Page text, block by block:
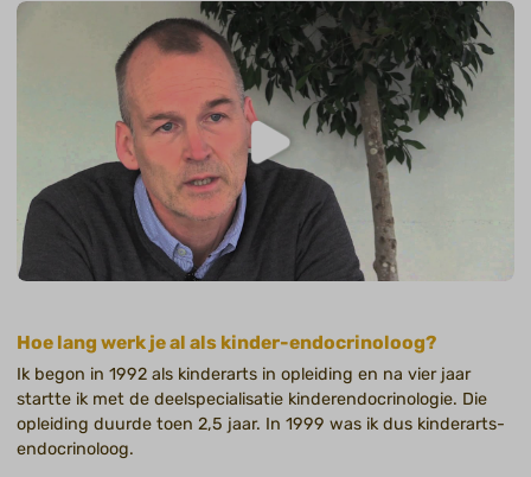
Hoe lang werk je al als kinder-endocrinoloog?
Ik begon in 1992 als kinderarts in opleiding en na vier jaar
startte ik met de deelspecialisatie kinderendocrinologie. Die
opleiding duurde toen 2,5 jaar. In 1999 was ik dus kinderarts-
endocrinoloog.